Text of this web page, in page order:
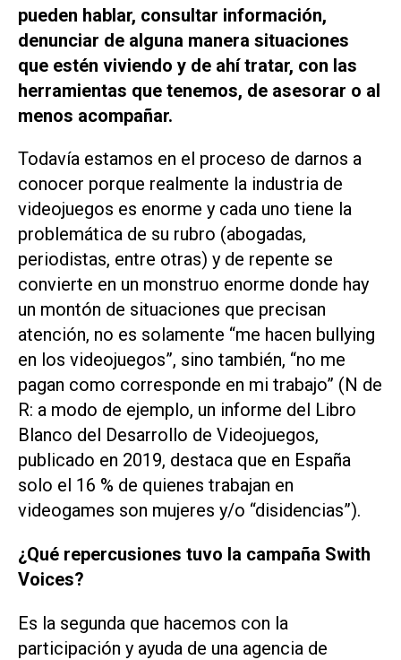
pueden hablar, consultar información,
denunciar de alguna manera situaciones
que estén viviendo y de ahí tratar, con las
herramientas que tenemos, de asesorar o al
menos acompañar.
Todavía estamos en el proceso de darnos a
conocer porque realmente la industria de
videojuegos es enorme y cada uno tiene la
problemática de su rubro (abogadas,
periodistas, entre otras) y de repente se
convierte en un monstruo enorme donde hay
un montón de situaciones que precisan
atención, no es solamente “me hacen bullying
en los videojuegos”, sino también, “no me
pagan como corresponde en mi trabajo” (N de
R: a modo de ejemplo, un informe del Libro
Blanco del Desarrollo de Videojuegos,
publicado en 2019, destaca que en España
solo el 16 % de quienes trabajan en
videogames son mujeres y/o “disidencias”).
¿Qué repercusiones tuvo la campaña Swith
Voices?
Es la segunda que hacemos con la
participación y ayuda de una agencia de